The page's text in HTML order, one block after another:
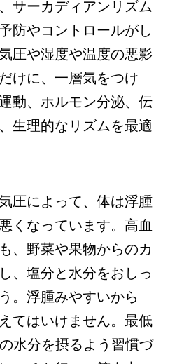
サーカディアンリズム
防やコントロールがし
圧や湿度や温度の悪影
けに、一層気をつけ
動、ホルモン分泌、伝
生理的なリズムを最適
圧によって、体は浮腫
くなっています。高血
、野菜や果物からのカ
、塩分と水分をおしっ
。浮腫みやすいから
てはいけません。最低
水分を摂るよう習慣づ